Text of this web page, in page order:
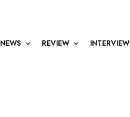
NEWS REVIEW INTERVIEW